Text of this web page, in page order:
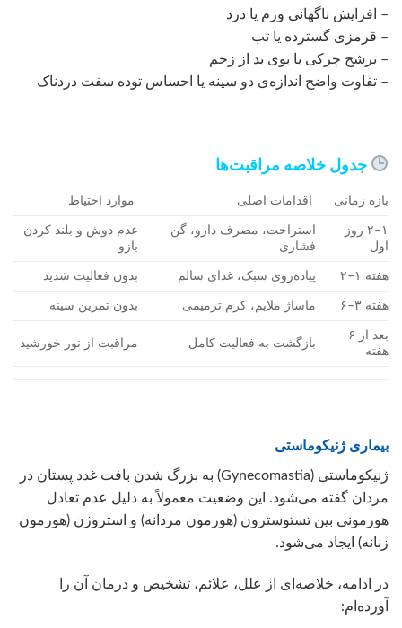
– افزایش ناگهانی ورم یا درد
– قرمزی گسترده یا تب
– ترشح چرکی یا بوی بد از زخم
– تفاوت واضح اندازه‌ی دو سینه یا احساس توده سفت دردناک
جدول خلاصه مراقبت‌ها
بازه زمانی اقدامات اصلی موارد احتیاط
۱–۲ روز
اول
استراحت، مصرف دارو، گن
فشاری
عدم دوش و بلند کردن
بازو
هفته ۱–۲ پیاده‌روی سبک، غذای سالم بدون فعالیت شدید
هفته ۳–۶ ماساژ ملایم، کرم ترمیمی بدون تمرین سینه
بعد از ۶
هفته
بازگشت به فعالیت کامل مراقبت از نور خورشید
بیماری ژنیکوماستی
ژنیکوماستی (Gynecomastia) به بزرگ شدن بافت غدد پستان در
مردان گفته می‌شود. این وضعیت معمولاً به دلیل عدم تعادل
هورمونی بین تستوسترون (هورمون مردانه) و استروژن (هورمون
زنانه) ایجاد می‌شود.
در ادامه، خلاصه‌ای از علل، علائم، تشخیص و درمان آن را
آورده‌ام: